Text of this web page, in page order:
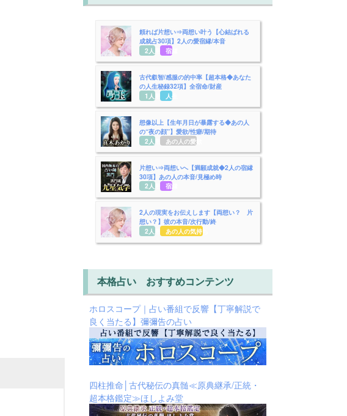
頼れば片想い⇒両想い叶う【心結ばれる
成就占30項】2人の愛宿縁/本音
2人用 宿縁
古代叡智/感服の的中率【超本格◆あなた
の人生秘録32項】全宿命/財産
1人用
人生
想像以上【生年月日が暴露する◆あの人
の“夜の顔”】愛欲/性癖/期待
2人用
あの人の愛欲
片想い⇒両想いへ【満願成就◆2人の宿縁
30項】あの人の本音/見極め時
2人用 宿縁
2人の現実をお伝えします【両想い？ 片
想い？】彼の本音/次行動/終
2人用
あの人の気持ち
本格占い おすすめコンテンツ
ホロスコープ｜占い番組で反響【丁寧解説で
良く当たる】彌彌告の占い
四柱推命│古代秘伝の真髄≪原典継承/正統・
超本格鑑定≫ほしよみ堂